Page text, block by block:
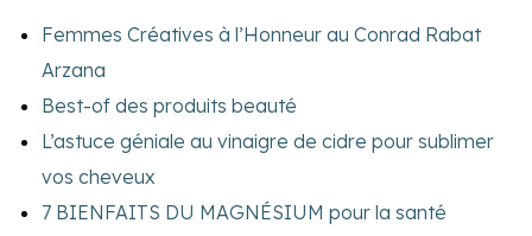
Femmes Créatives à l’Honneur au Conrad Rabat
Arzana
Best-of des produits beauté
L’astuce géniale au vinaigre de cidre pour sublimer
vos cheveux
7 BIENFAITS DU MAGNÉSIUM pour la santé